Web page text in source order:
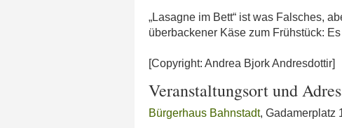
„Lasagne im Bett“ ist was Falsches,
überbackener Käse zum Frühstück:
[Copyright: Andrea Bjork Andresdottir]
Veranstaltungsort und
Bürgerhaus Bahnstadt, Gadamerplatz